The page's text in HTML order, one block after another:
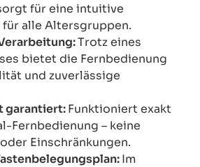
für eine intuitive
für alle Altersgruppen.
Trotz eines
bietet die Fernbedienung
und zuverlässige
garantiert:Funktioniert exakt
Fernbedienung – keine
Einschränkungen.
Im